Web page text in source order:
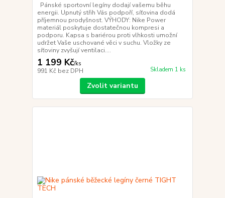
Pánské sportovní legíny dodají vašemu běhu
energii. Upnutý střih Vás podpoří, síťovina dodá
příjemnou prodyšnost. VÝHODY: Nike Power
materiál poskytuje dostatečnou kompresi a
podporu. Kapsa s bariérou proti vlhkosti umožní
udržet Vaše uschované věci v suchu. Vložky ze
síťoviny zvyšují ventilaci....
1 199 Kč/ks
991 Kč bez DPH Skladem 1 ks
Zvolit variantu